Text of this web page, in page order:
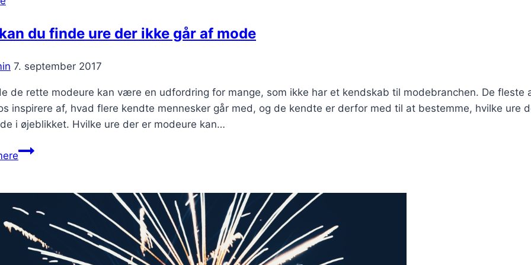
egen
du finde ure der ikke går af mode
7. september 2017
de rette modeure kan være en udfordring for mange, som ikke har et kendskab til modebranchen. De fleste
inspirere af, hvad flere kendte mennesker går med, og de kendte er derfor med til at bestemme, hvilke ure
i øjeblikket. Hvilke ure der er modeure kan…
Her
ure
der
ikke